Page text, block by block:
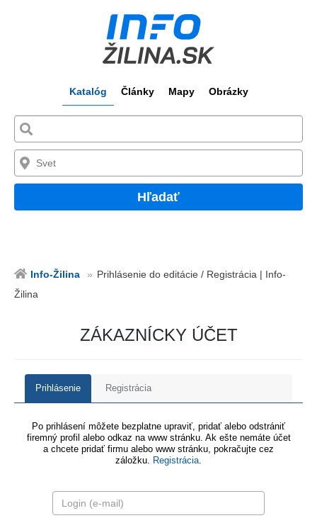
Katalóg Články Mapy Obrázky
Hľadať
Info-Žilina
Prihlásenie do editácie / Registrácia | Info-
Žilina
ZÁKAZNÍCKY ÚČET
Prihlásenie Registrácia
Po prihlásení môžete bezplatne upraviť, pridať alebo odstrániť
firemný profil alebo odkaz na www stránku. Ak ešte nemáte účet
a chcete pridať firmu alebo www stránku, pokračujte cez
záložku. Registrácia.